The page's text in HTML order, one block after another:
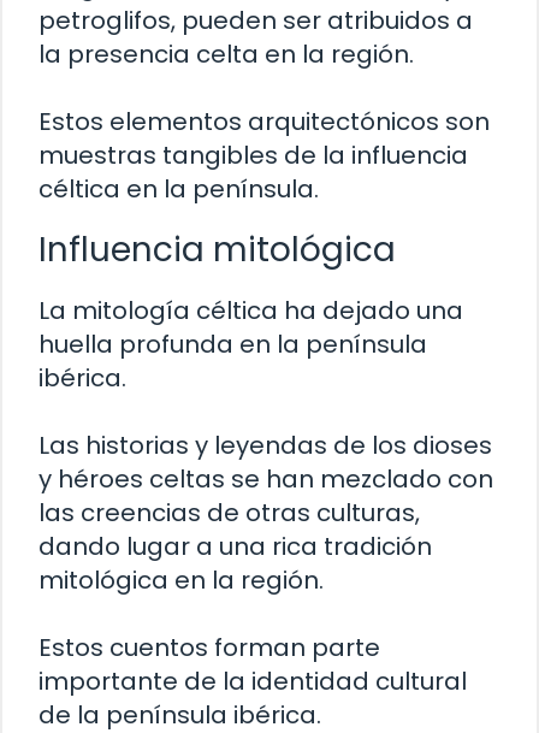
petroglifos, pueden ser atribuidos a
la presencia celta en la región.
Estos elementos arquitectónicos son
muestras tangibles de la influencia
céltica en la península.
Influencia mitológica
La mitología céltica ha dejado una
huella profunda en la península
ibérica.
Las historias y leyendas de los dioses
y héroes celtas se han mezclado con
las creencias de otras culturas,
dando lugar a una rica tradición
mitológica en la región.
Estos cuentos forman parte
importante de la identidad cultural
de la península ibérica.